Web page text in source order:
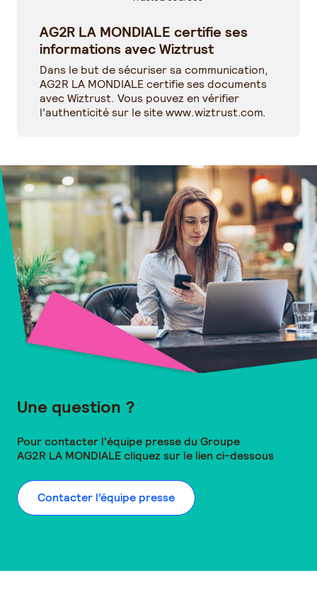
AG2R LA MONDIALE certifie ses
informations avec Wiztrust
Dans le but de sécuriser sa communication,
AG2R LA MONDIALE certifie ses documents
avec Wiztrust. Vous pouvez en vérifier
l’authenticité sur le sitewww.wiztrust.com.
Une question ?
Pour contacter l'équipe presse du Groupe
AG2R LA MONDIALEcliquez sur le lien ci-dessous
Contacter l’équipe presse